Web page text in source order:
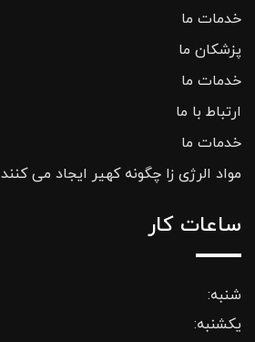
خدمات ما
پزشکان ما
خدمات ما
ارتباط با ما
خدمات ما
مواد الرژی زا چگونه کهیر ایجاد می کنند
ساعات کار
شنبه:
یکشنبه: